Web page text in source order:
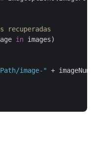
recuperadas
in images)
image-"
+